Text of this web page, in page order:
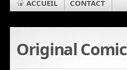
ACCUEIL CONTACT
Original